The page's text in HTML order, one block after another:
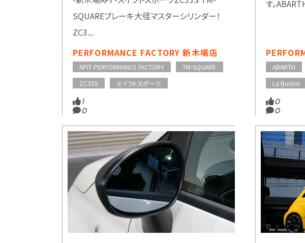
SQUAREブレーキ大径マスターシリンダー！
ZC3...
PERFORMANCE FACTORY 新木場店
APIT PERFORMANCE FACTORY
TM-SQUARE
ZC33S
スイフトスポーツ
1
0
す。
ABARTH
La Buono
0
0